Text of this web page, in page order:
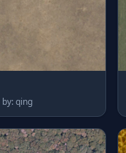
分类：材质 | by: qing